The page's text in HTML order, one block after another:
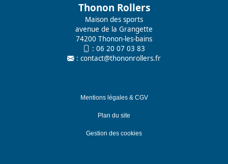
Thonon Rollers
Maison des sports
avenue de la Grangette
74200 Thonon-les-bains
: 06 20 07 03 83
: contact@thononrollers.fr
Mentions légales & CGV
Plan du site
Gestion des cookies